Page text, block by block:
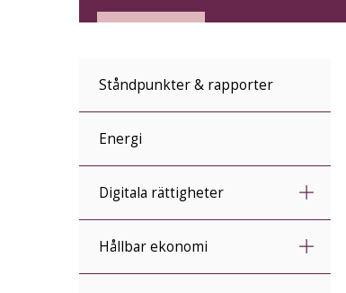
Ståndpunkter & rapporter
Energi
Digitala rättigheter
Hållbar ekonomi